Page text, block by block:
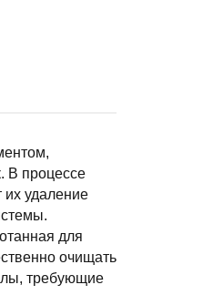
В процессе
их удаление
для
очищать
требующие